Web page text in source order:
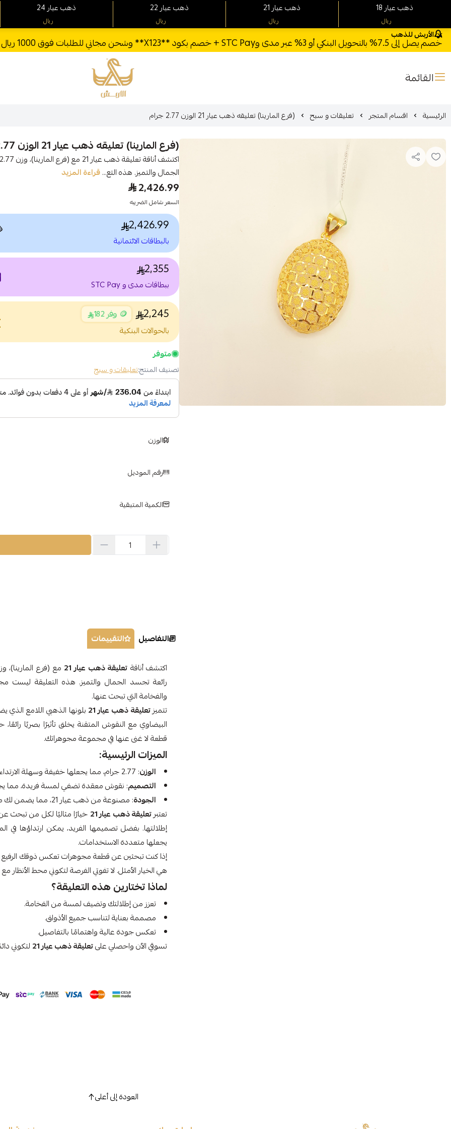
الأربش للذهب
خصم يصل إلى 7.5% بالتحويل البنكي أو 3% عبر مدى وSTC Pay + خصم بكود **X123** وشحن مجاني للطلبات فوق 1000 ريال
القائمة الأربش للذهب
الرئيسية اقسام المتجر تعليقات و سبح (فرع المارينا) تعليقه ذهب عيار 21 الوزن 2.77 جرام
(فرع المارينا) تعليقه ذهب عيار 21 الوزن 2.77 جرام
الجمال والتميز. هذه التع...قراءة المزيد
2,426.99
السعر شامل الضريبه
2,426.99
بالبطاقات الائتمانية
2,355
ببطاقات مدى و STC Pay
2,245 🪙 وفر 182
بالحوالات البنكية
متوفر
تصنيف المنتج:تعليقات و سبح
الوزن
رقم الموديل
الكمية المتبقية
التفاصيل التقييمات
اكتشف أناقة تعليقة ذهب عيار 21
رائعة تجسد الجمال والتميز. هذه التعليقة ليست
والفخامة التي تبحث عنها.
تتميزتعليقة ذهب عيار 21
بلونها الذهبي اللامع
البيضاوي مع النقوش المتقنة يخلق تأثيرًا بصريًا
قطعة لا غنى عنها في مجموعة مجوهراتك.
الميزات الرئيسية:
الوزن: 2.77 جرام، مما يجعلها خفيفة وسهلة الارتداء طوال اليوم.
التصميم: نقوش معقدة تضفي لمسة فريدة، مما
الجودة: مصنوعة من ذهب عيار 21، مما يضمن لك متانة وديمومة عالية.
تعتبرتعليقة ذهب عيار 21
خيارًا مثاليًا لكل من تبحث
إطلالتها. بفضل تصميمها الفريد، يمكن ارتداؤها في
يجعلها متعددة الاستخدامات.
إذا كنت تبحثين عن قطعة مجوهرات تعكس ذوقك الرفيع
هي الخيار الأمثل. لا تفوتي الفرصة لتكوني محط الأنظار مع
لماذا تختارين هذه التعليقة؟
تعزز من إطلالتك وتضيف لمسة من الفخامة.
مصممة بعناية لتناسب جميع الأذواق.
تعكس جودة عالية واهتمامًا بالتفاصيل.
تسوقي الآن واحصلي علىتعليقة ذهب عيار 21 لتكوني
العودة إلى أعلى
24 ذهب عيار
ريال
22 ذهب عيار
ريال
21 ذهب عيار
ريال
18 ذهب عيار
ريال